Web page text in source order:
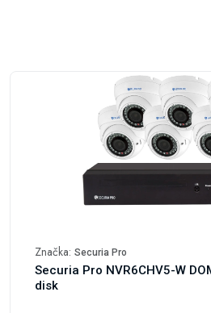
Značka: Securia Pro
Securia Pro NVR6CHV5-W
disk